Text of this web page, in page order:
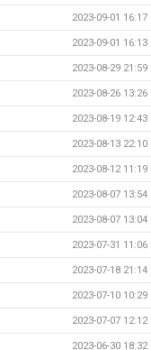
2023-09-01 16:17
2023-09-01 16:13
2023-08-29 21:59
2023-08-26 13:26
2023-08-19 12:43
2023-08-13 22:10
2023-08-12 11:19
2023-08-07 13:54
2023-08-07 13:04
2023-07-31 11:06
2023-07-18 21:14
2023-07-10 10:29
2023-07-07 12:12
2023-06-30 18:32